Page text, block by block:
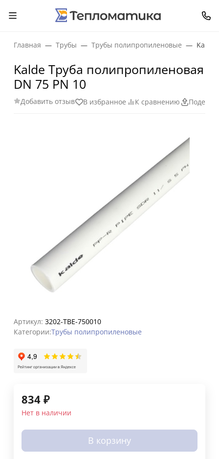
Главная Трубы Трубы полипропиленовые Kalde
Kalde Труба полипропиленовая
DN 75 PN 10
Добавить отзыв В избранное К сравнению
Артикул: 3202-TBE-750010
Категории:Трубы полипропиленовые
834 ₽
Нет в наличии
В корзину